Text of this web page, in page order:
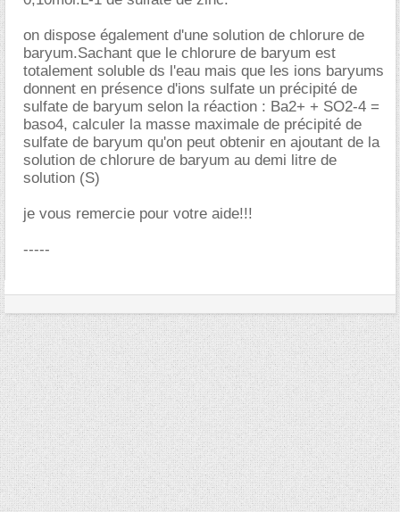
on dispose également d'une solution de chlorure de
baryum.Sachant que le chlorure de baryum est
totalement soluble ds l'eau mais que les ions baryums
donnent en présence d'ions sulfate un précipité de
sulfate de baryum selon la réaction : Ba2+ + SO2-4 =
baso4, calculer la masse maximale de précipité de
sulfate de baryum qu'on peut obtenir en ajoutant de la
solution de chlorure de baryum au demi litre de
solution (S)
je vous remercie pour votre aide!!!
-----